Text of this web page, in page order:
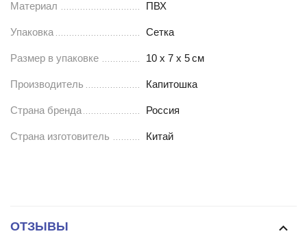
Материал ПВХ
Упаковка Сетка
Размер в упаковке 10 х 7 х 5см
Производитель Капитошка
Страна бренда Россия
Страна изготовитель Китай
ОТЗЫВЫ